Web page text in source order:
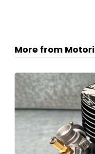
More from Motori